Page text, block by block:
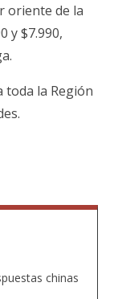
oriente de la
y $7.990,
toda la Región
chinas